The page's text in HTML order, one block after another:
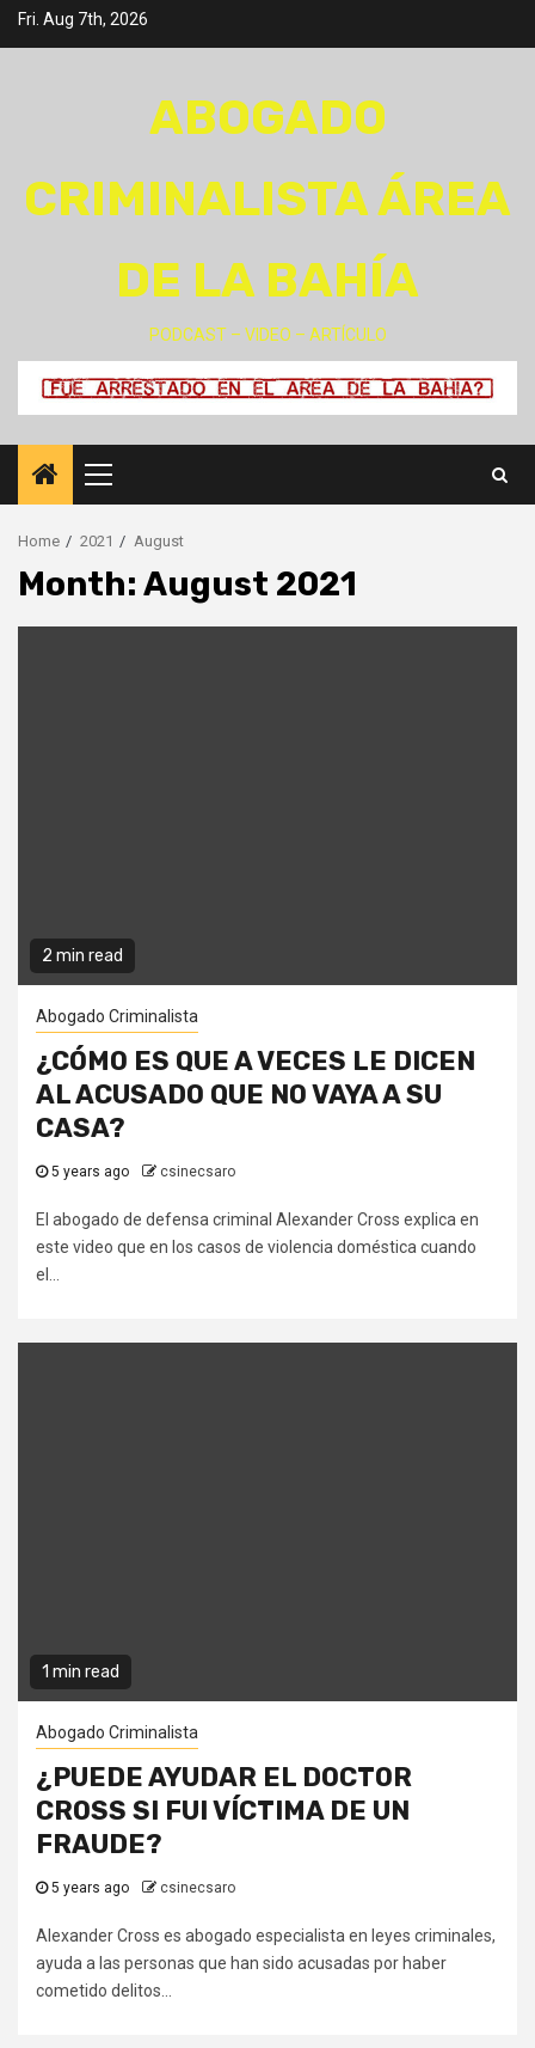
SkipFri. Aug 7th, 2026
ABOGADO
CRIMINALISTA ÁREA
DE LA BAHÍA
PODCAST – VIDEO – ARTÍCULO
Primary
Menu
Home 2021 August
Month: August 2021
2 min read
Abogado Criminalista
¿CÓMO ES QUE A VECES LE DICEN
AL ACUSADO QUE NO VAYA A SU
CASA?
5 years ago csinecsaro
El abogado de defensa criminal Alexander Cross explica en
este video que en los casos de violencia doméstica cuando
el...
1 min read
Abogado Criminalista
¿PUEDE AYUDAR EL DOCTOR
CROSS SI FUI VÍCTIMA DE UN
FRAUDE?
5 years ago csinecsaro
Alexander Cross es abogado especialista en leyes criminales,
ayuda a las personas que han sido acusadas por haber
cometido delitos...